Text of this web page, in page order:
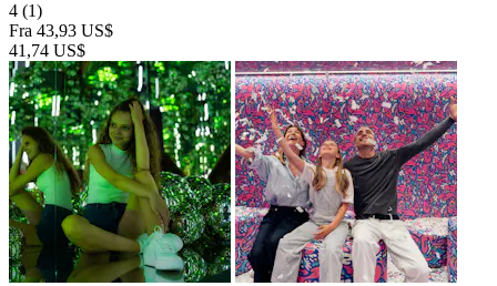
4 (1)
Fra 43,93 US$
41,74 US$